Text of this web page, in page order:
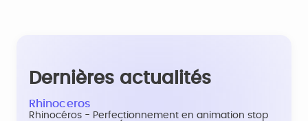
Dernières actualités
Rhinoceros
Rhinocéros - Perfectionnement en animation stop